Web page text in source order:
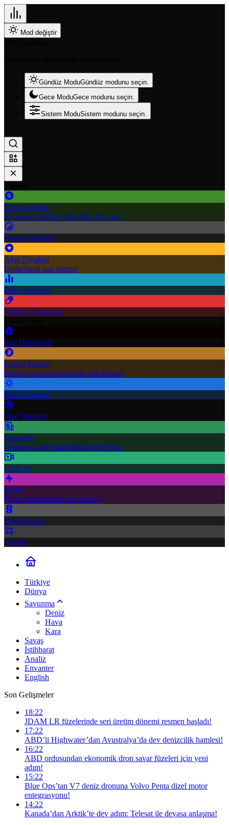
Mod değiştir
Gündüz ModuGündüz modunu seçin.
Gece ModuGece modunu seçin.
Sistem ModuSistem modunu seçin.
Döviz Kurları
Piyasanın kalbine yakından göz atın.
Namaz Vakitleri
Altın Fiyatları
Emtia'larda son durum!
Puan Durumu
Nöbetçi Eczaneler
Son Depremler
Kripto Paralar
Kripto para piyasalarında son durum!
Hava Durumu
Maç Merkezi
Gazeteler
Günün gazete manşetlerini inceleyin.
Canlı Tv
Borsa
Hisse senetlerinde son durum!
Yol Durumu
Fikstür
Türkiye
Dünya
Savunma
Deniz
Hava
Kara
Savaş
İstihbarat
Analiz
Envanter
English
Son Gelişmeler
18:22
JDAM LR füzelerinde seri üretim dönemi resmen başladı!
17:22
ABD’li Highwater’dan Avustralya’da dev denizcilik hamlesi!
16:22
ABD ordusundan ekonomik dron savar füzeleri için yeni
adım!
15:22
Blue Ops’tan V7 deniz dronuna Volvo Penta dizel motor
entegrasyonu!
14:22
Kanada’dan Arktik’te dev adım: Telesat ile devasa anlaşma!